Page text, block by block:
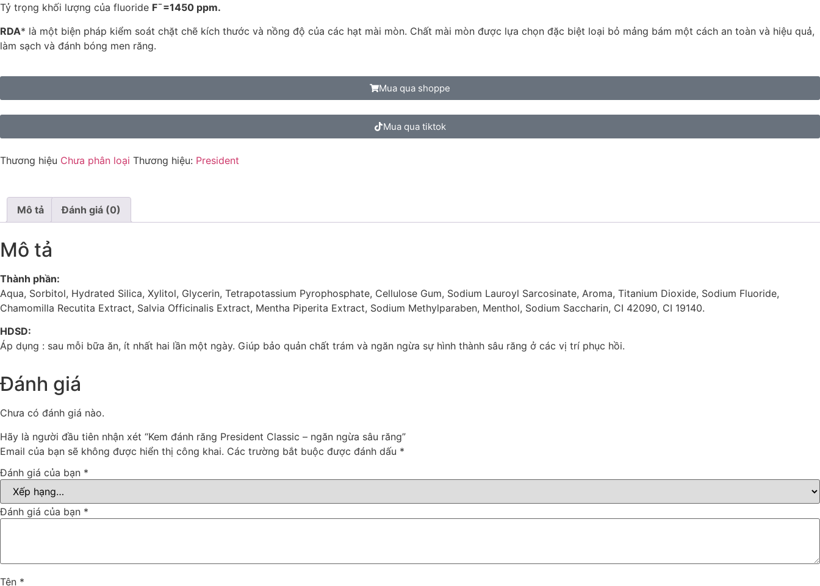
Tỷ trọng khối lượng của fluoride F¯=1450 ppm.
RDA* là một biện pháp kiểm soát chặt chẽ kích thước và nồng độ của các hạt mài mòn. Chất mài mòn được lựa chọn đặc biệt loại bỏ mảng bám một cách an toàn và hiệu quả,
làm sạch và đánh bóng men răng.
Mua qua shoppe
Mua qua tiktok
Thương hiệu Chưa phân loại Thương hiệu: President
Mô tả Đánh giá (0)
Mô tả
Thành phần:
Aqua, Sorbitol, Hydrated Silica, Xylitol, Glycerin, Tetrapotassium Pyrophosphate, Cellulose Gum, Sodium Lauroyl Sarcosinate, Aroma, Titanium Dioxide, Sodium Fluoride,
Chamomilla Recutita Extract, Salvia Officinalis Extract, Mentha Piperita Extract, Sodium Methylparaben, Menthol, Sodium Saccharin, CI 42090, CI 19140.
HDSD:
Áp dụng : sau mỗi bữa ăn, ít nhất hai lần một ngày. Giúp bảo quản chất trám và ngăn ngừa sự hình thành sâu răng ở các vị trí phục hồi.
Đánh giá
Chưa có đánh giá nào.
Hãy là người đầu tiên nhận xét “Kem đánh răng President Classic – ngăn ngừa sâu răng”
Email của bạn sẽ không được hiển thị công khai. Các trường bắt buộc được đánh dấu *
Đánh giá của bạn *
Đánh giá của bạn *
Tên *